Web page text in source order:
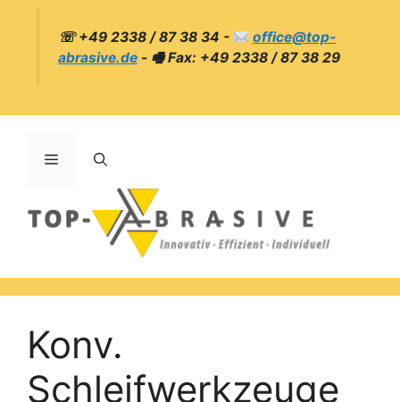
☏ +49 2338 / 87 38 34 -
office@top-
abrasive.de - 🖷 Fax: +49 2338 / 87 38 29
Konv.
Schleifwerkzeuge